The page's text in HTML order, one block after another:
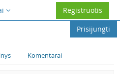
Registruotis
Prisijungti
Komentarai